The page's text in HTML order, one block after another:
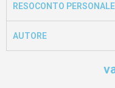
RESOCONTO PERSONALE
AUTORE